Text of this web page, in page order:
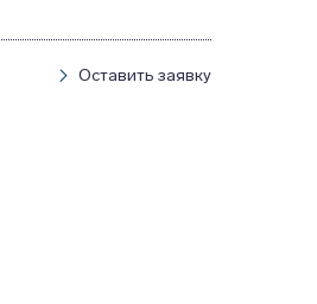
Оставить заявку